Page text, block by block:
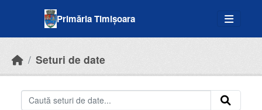
Primăria Timișoara
Seturi de date